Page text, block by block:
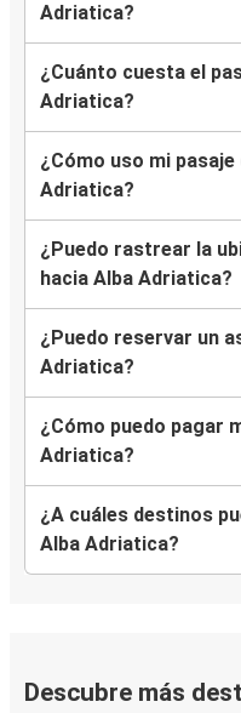
Adriatica?
¿Cuánto cuesta el
Adriatica?
¿Cómo uso mi
Adriatica?
¿Puedo rastrear la
hacia Alba Adriatica?
¿Puedo reservar un
Adriatica?
¿Cómo puedo pagar
Adriatica?
¿A cuáles destinos
Alba Adriatica?
Descubre más